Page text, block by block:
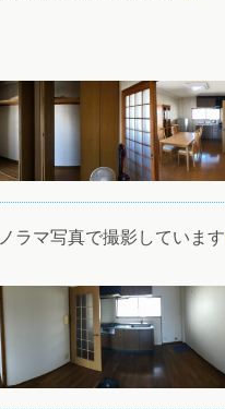
ラマ写真で撮影しています